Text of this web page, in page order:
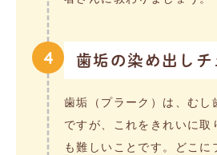
4 歯垢の染め出しチ
歯垢（プラーク）は、むし
ですが、これをきれいに取
も難しいことです。どこに